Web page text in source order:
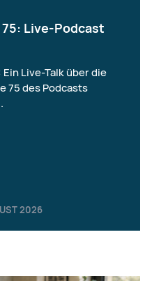
Live-Podcast
2026
Live-Talk über die